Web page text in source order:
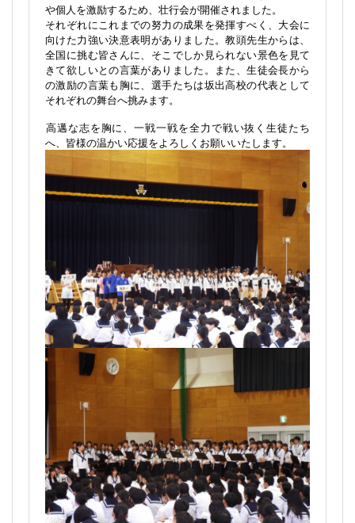
2026-07-13[香川県立坂出高等学校管理者]
期末考査最終日となった７月３日、県大会に出場する野
球部・合唱部・吹奏楽部と、全国大会に出場する部活動
や個人を激励するため、壮行会が開催されました。
それぞれにこれまでの努力の成果を発揮すべく、大会に
全国に挑む皆さんに、そこでしか見られない景色を見て
きて欲しいとの言葉がありました。また、生徒会長から
の激励の言葉も胸に、選手たちは坂出高校の代表として
それぞれの舞台へ挑みます。
高邁な志を胸に、一戦一戦を全力で戦い抜く生徒たち
へ、皆様の温かい応援をよろしくお願いいたします。